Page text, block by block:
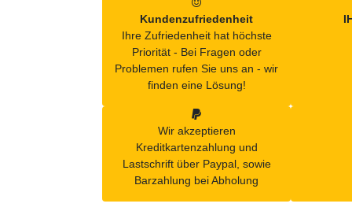
Kundenzufriedenheit
Ihre Zufriedenheit hat höchste
Priorität - Bei Fragen oder
Problemen rufen Sie uns an - wir
finden eine Lösung!
Wir akzeptieren
Kreditkartenzahlung und
Lastschrift über Paypal, sowie
Barzahlung bei Abholung